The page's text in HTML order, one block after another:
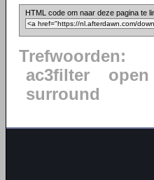
HTML code om naar deze pagina te
Trefwoorden:
ac3filter
open
surround